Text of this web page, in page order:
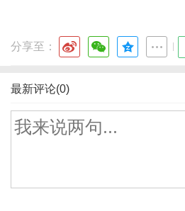
分享至：
最新评论(0)